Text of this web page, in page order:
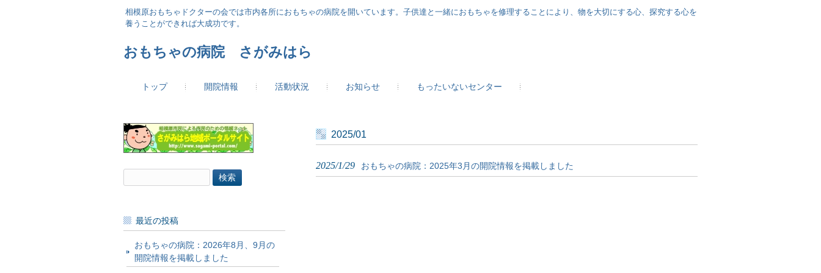
相模原おもちゃドクターの会では市内各所におもちゃの病院を開いています。子供達と一緒におもちゃを修理することにより、物を大切にする心、探究する心を
養うことができれば大成功です。
おもちゃの病院 さがみはら
トップ 開院情報 活動状況 お知らせ もったいないセンター
2025/01
2025/1/29
おもちゃの病院：2025年3月の開院情報を掲載しました
索:
最近の投稿
おもちゃの病院：2026年8月、9月の
開院情報を掲載しました